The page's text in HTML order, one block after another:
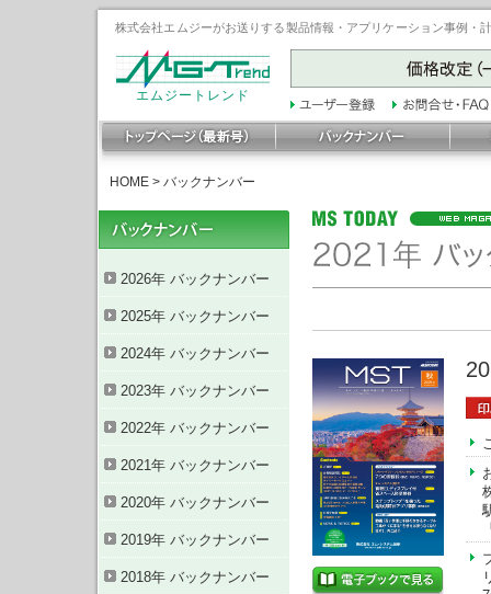
株式会社エムジーがお送りする製品情報・アプリケーション事例
エムジートレンド
HOME > バックナンバー
2026年 バックナンバー
2025年 バックナンバー
2024年 バックナンバー
2023年 バックナンバー
2022年 バックナンバー
2021年 バックナンバー
2020年 バックナンバー
2019年 バックナンバー
2018年 バックナンバー